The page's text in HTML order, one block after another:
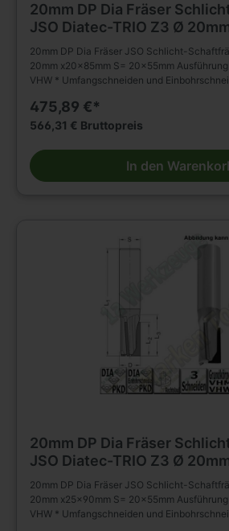
20mm DP Dia Fräser
JSO Diatec-TRIO Z3 Ø
S= 20x55mm
20mm DP Dia Fräser JSO Schlicht-
20mm x20x85mm S= 20x55mm
VHW * Umfangschneiden und
nachschärfbar Anwendung * Schlichten,
Trennen (Nesting) und Falzen von
Besondere Vorteile * für gesteigertes Spanvolumen und reduzierte
Schnittkräfte Einsatzempfehlung: *
n = 15 000 - 18 000 min-1, vf = 3 - 8 m/
475,89 €*
566,31 € Bruttopreis
In den
20mm DP Dia Fräser
JSO Diatec-TRIO Z3 Ø
S= 20x55mm
20mm DP Dia Fräser JSO Schlicht-
20mm x25x90mm S= 20x55mm
VHW * Umfangschneiden und